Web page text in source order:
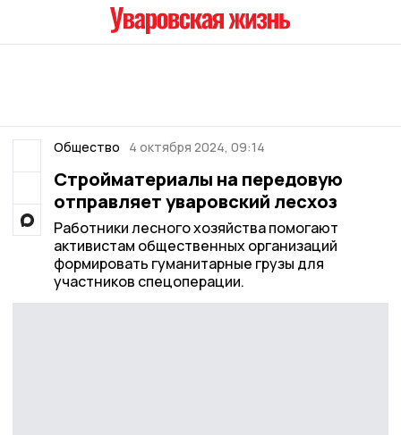
Общество 4 октября 2024, 09:14
Стройматериалы на передовую
отправляет уваровский лесхоз
Работники лесного хозяйства помогают
активистам общественных организаций
формировать гуманитарные грузы для
участников спецоперации.